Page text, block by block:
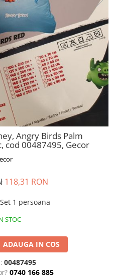
Angry Birds Palm
cod 00487495, Gecor
118,31 RON
Set 1 persoana
STOC
ADAUGA IN COS
00487495
0740 166 885